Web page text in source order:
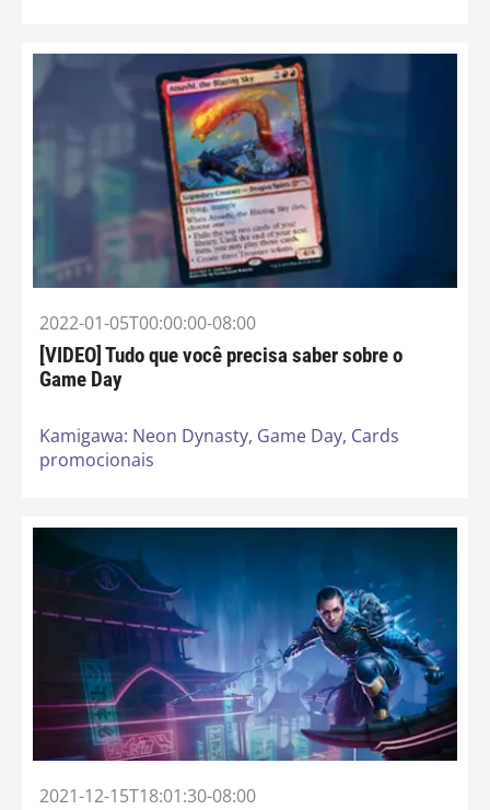
2022-01-05T00:00:00-08:00
[VIDEO] Tudo que você precisa saber sobre o
Game Day
Kamigawa: Neon Dynasty, Game Day, Cards
promocionais
2021-12-15T18:01:30-08:00